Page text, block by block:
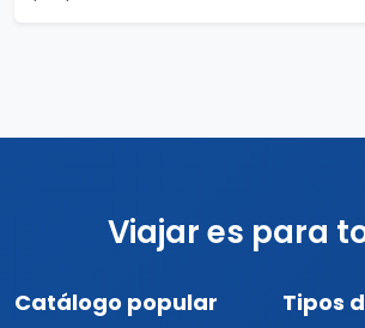
Viajar es para
Catálogo popular Tipos